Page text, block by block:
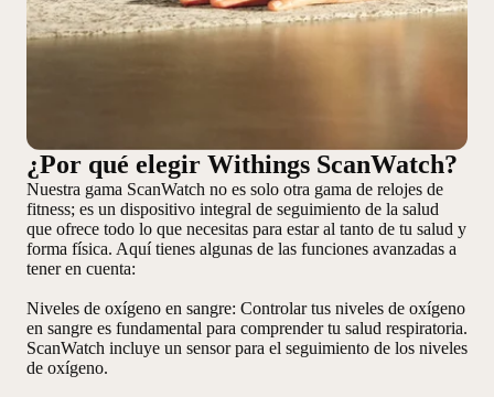
¿Por qué elegir Withings ScanWatch?
Nuestra gama ScanWatch no es solo otra gama de relojes de
fitness; es un dispositivo integral de seguimiento de la salud
que ofrece todo lo que necesitas para estar al tanto de tu salud y
forma física. Aquí tienes algunas de las funciones avanzadas a
tener en cuenta:
Niveles de oxígeno en sangre: Controlar tus niveles de oxígeno
en sangre es fundamental para comprender tu salud respiratoria.
ScanWatch incluye un sensor para el seguimiento de los niveles
de oxígeno.